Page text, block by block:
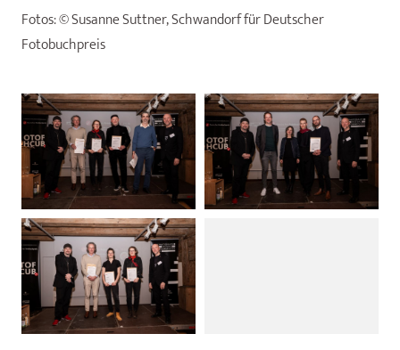
Fotos: ©Susanne Suttner, Schwandorf für Deutscher
Fotobuchpreis